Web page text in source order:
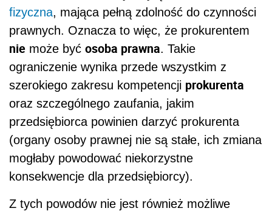
fizyczna, mająca pełną zdolność do czynności
prawnych. Oznacza to więc, że prokurentem
nie może być osoba prawna. Takie
ograniczenie wynika przede wszystkim z
szerokiego zakresu kompetencji prokurenta
oraz szczególnego zaufania, jakim
przedsiębiorca powinien darzyć prokurenta
(organy osoby prawnej nie są stałe, ich zmiana
mogłaby powodować niekorzystne
konsekwencje dla przedsiębiorcy).
Z tych powodów nie jest również możliwe